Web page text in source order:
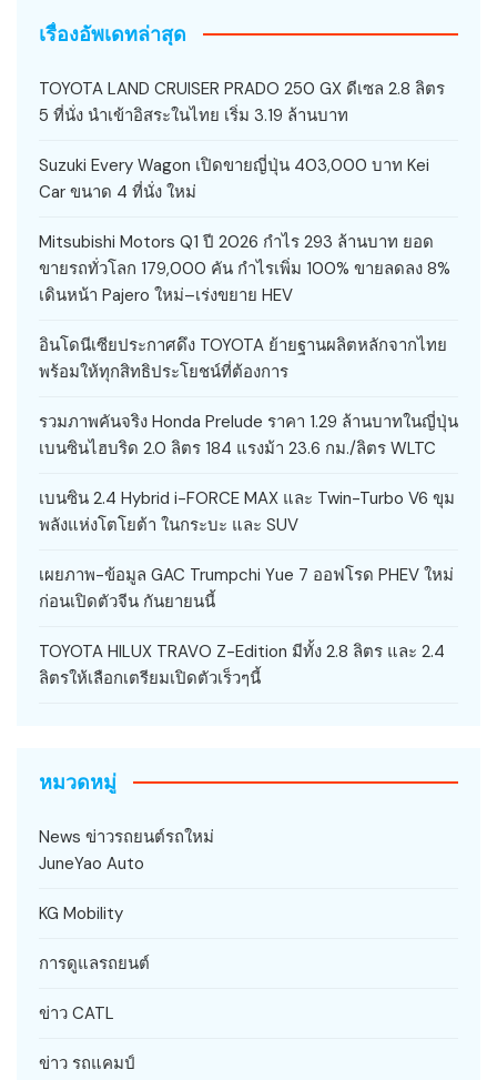
เรื่องอัพเดทล่าสุด
TOYOTA LAND CRUISER PRADO 250 GX ดีเซล 2.8 ลิตร
5 ที่นั่ง นำเข้าอิสระในไทย เริ่ม 3.19 ล้านบาท
Suzuki Every Wagon เปิดขายญี่ปุ่น 403,000 บาท Kei
Car ขนาด 4 ที่นั่ง ใหม่
Mitsubishi Motors Q1 ปี 2026 กำไร 293 ล้านบาท ยอด
ขายรถทั่วโลก 179,000 คัน กำไรเพิ่ม 100% ขายลดลง 8%
เดินหน้า Pajero ใหม่–เร่งขยาย HEV
อินโดนีเซียประกาศดึง TOYOTA ย้ายฐานผลิตหลักจากไทย
พร้อมให้ทุกสิทธิประโยชน์ที่ต้องการ
รวมภาพคันจริง Honda Prelude ราคา 1.29 ล้านบาทในญี่ปุ่น
เบนซินไฮบริด 2.0 ลิตร 184 แรงม้า 23.6 กม./ลิตร WLTC
เบนซิน 2.4 Hybrid i-FORCE MAX และ Twin-Turbo V6 ขุม
พลังแห่งโตโยต้า ในกระบะ และ SUV
เผยภาพ-ข้อมูล GAC Trumpchi Yue 7 ออฟโรด PHEV ใหม่
ก่อนเปิดตัวจีน กันยายนนี้
TOYOTA HILUX TRAVO Z-Edition มีทั้ง 2.8 ลิตร และ 2.4
ลิตรให้เลือกเตรียมเปิดตัวเร็วๆนี้
หมวดหมู่
News ข่าวรถยนต์รถใหม่
JuneYao Auto
KG Mobility
การดูแลรถยนต์
ข่าว CATL
ข่าว รถแคมป์